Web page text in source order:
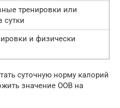
тренировки или
сутки
и физически
суточную норму калорий
значение ООВ на